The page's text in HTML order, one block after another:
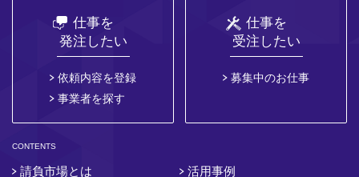
仕事を
発注したい
依頼内容を登録
事業者を探す
仕事を
受注したい
募集中のお仕事
CONTENTS
請負市場とは
活用事例